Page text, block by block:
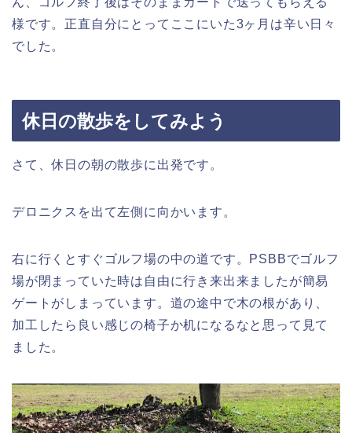
様です。正直自分にとってここにいた3ヶ月は辛い日々
でした。
休日の散歩をしてみよう
さて、休日の朝の散歩に出発です。
デロニクスを出て左側に向かいます。
右に行くとすぐゴルフ場の中の道です。PSBBでゴルフ
場が閉まっていた時は自由に行き来出来ましたが簡易
ゲートがしまっています。道の途中で木の根があり、
加工したら良い感じの椅子か机になるなと思って見て
ました。